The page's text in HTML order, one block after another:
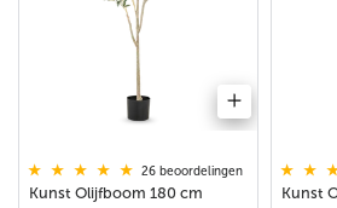
26 beoordelingen
Kunst Olijfboom 180 cm Kunst